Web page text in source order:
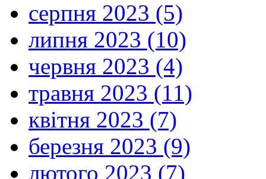
серпня 2023 (5)
липня 2023 (10)
червня 2023 (4)
травня 2023 (11)
квітня 2023 (7)
березня 2023 (9)
лютого 2023 (7)